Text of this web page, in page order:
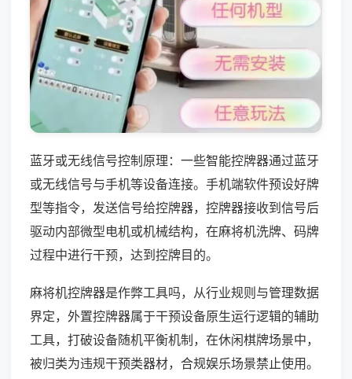
蓝牙或无线信号控制原理：一些智能控牌器通过蓝牙
或无线信号与手机等设备连接。手机端软件预设好牌
型等指令，发送信号给控牌器，控牌器接收到信号后
驱动内部微型电机或机械结构，在麻将机洗牌、码牌
过程中进行干预，达到控牌目的。
麻将机控牌器是作弊工具吗，从行业规则与管理数据
界定，外置控牌器属于干预设备原生运行逻辑的辅助
工具，打破设备随机平衡机制，在休闲棋牌场景中，
被归类为违规干预类器材，合规娱乐场景禁止使用。